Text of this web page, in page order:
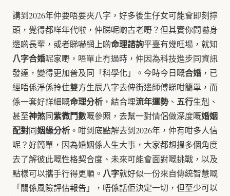
講到2026年仲要唔要夾八字，好多後生仔女可能會即刻擰
頭，覺得都咩年代啦，仲睇呢啲古老嘢？但其實你問嚇身
邊啲長輩，或者睇嚇網上啲命理諮詢平臺有幾旺場，就知
八字合婚呢家嘢，唔單止冇過時，仲因為科技進步同資訊
發達，變得更加普及同「科學化」。今時今日嘅合婚 ，已
經唔係淨係拎住雙方生辰八字去俾街邊師傅睇咁簡單，而
係一套好詳細嘅命理分析 ，結合埋流年運勢、 五行生剋、
甚至神煞同紫微鬥數嘅參照，去幫一對情侶做深度嘅婚姻
配對同姻緣分析 。咁到底點解去到2026年，仲有咁多人信
呢？好簡單，因為婚姻係人生大事，大家都想搵多個角度
去了解彼此嘅性格契合度、未來可能會面對嘅挑戰，以及
點樣可以攜手行得更順。 八字就好似一份來自傳統智慧嘅
「關係風險評估報告」，唔係話佢決定一切，但至少可以